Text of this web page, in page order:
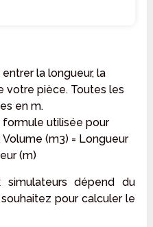
la longueur, la
votre pièce. Toutes les
en m.
utilisée pour
(m3) = Longueur
(m)
dépend du
pour calculer le